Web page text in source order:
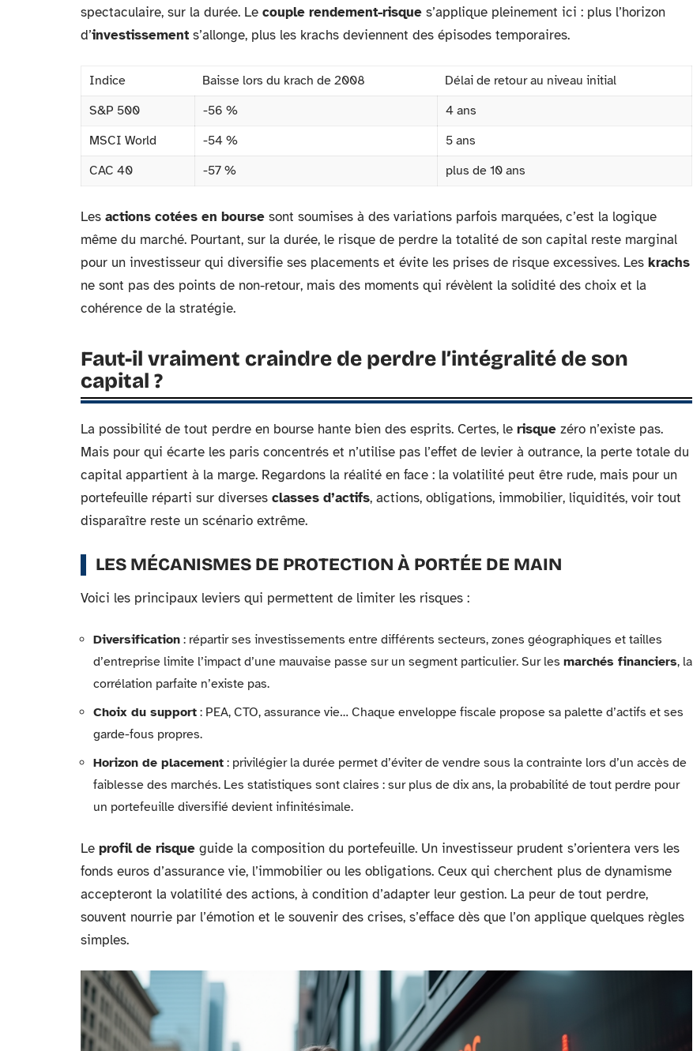
spectaculaire, sur la durée. Le couple rendement-risque s’applique pleinement ici : plus l’horizon
d’investissement s’allonge, plus les krachs deviennent des épisodes temporaires.
Indice Baisse lors du krach de 2008
Délai de retour au niveau initial
S&P 500
-56 %
4 ans
MSCI World
-54 %
5 ans
CAC 40
-57 % plus de 10 ans
Les actions cotées en bourse sont soumises à des variations parfois marquées, c’est la logique
même du marché. Pourtant, sur la durée, le risque de perdre la totalité de son capital reste marginal
pour un investisseur qui diversifie ses placements et évite les prises de risque excessives. Les krachs
ne sont pas des points de non-retour, mais des moments qui révèlent la solidité des choix et la
cohérence de la stratégie.
Faut-il vraiment craindre de perdre l’intégralité de son
capital ?
La possibilité de tout perdre en bourse hante bien des esprits. Certes, le risque zéro n’existe pas.
Mais pour qui écarte les paris concentrés et n’utilise pas l’effet de levier à outrance, la perte totale du
capital appartient à la marge. Regardons la réalité en face : la volatilité peut être rude, mais pour un
portefeuille réparti sur diverses classes d’actifs, actions, obligations, immobilier, liquidités, voir tout
disparaître reste un scénario extrême.
LES MÉCANISMES DE PROTECTION À PORTÉE DE MAIN
Voici les principaux leviers qui permettent de limiter les risques :
Diversification : répartir ses investissements entre différents secteurs, zones géographiques et tailles
d’entreprise limite l’impact d’une mauvaise passe sur un segment particulier. Sur les marchés financiers, la
corrélation parfaite n’existe pas.
Choix du support : PEA, CTO, assurance vie… Chaque enveloppe fiscale propose sa palette d’actifs et ses
garde-fous propres.
Horizon de placement : privilégier la durée permet d’éviter de vendre sous la contrainte lors d’un accès de
faiblesse des marchés. Les statistiques sont claires : sur plus de dix ans, la probabilité de tout perdre pour
un portefeuille diversifié devient infinitésimale.
Le profil de risque guide la composition du portefeuille. Un investisseur prudent s’orientera vers les
fonds euros d’assurance vie, l’immobilier ou les obligations. Ceux qui cherchent plus de dynamisme
accepteront la volatilité des actions, à condition d’adapter leur gestion. La peur de tout perdre,
souvent nourrie par l’émotion et le souvenir des crises, s’efface dès que l’on applique quelques règles
simples.